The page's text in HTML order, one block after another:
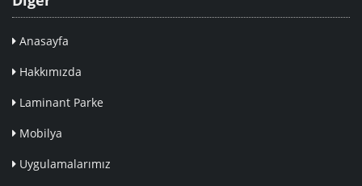
Anasayfa
Hakkımızda
Laminant Parke
Mobilya
Uygulamalarımız